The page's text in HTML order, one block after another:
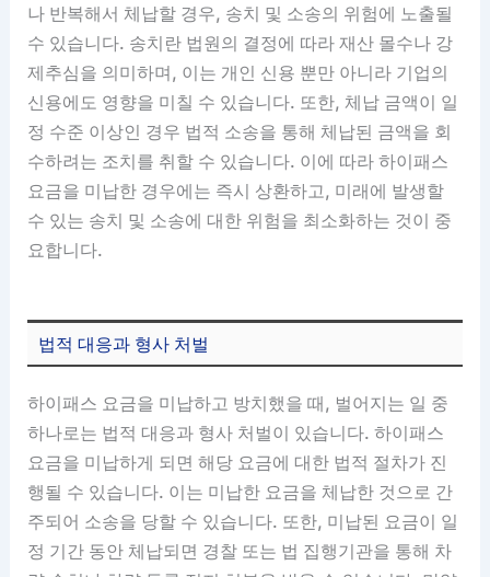
나 반복해서 체납할 경우, 송치 및 소송의 위험에 노출될
수 있습니다. 송치란 법원의 결정에 따라 재산 몰수나 강
제추심을 의미하며, 이는 개인 신용 뿐만 아니라 기업의
신용에도 영향을 미칠 수 있습니다. 또한, 체납 금액이 일
정 수준 이상인 경우 법적 소송을 통해 체납된 금액을 회
수하려는 조치를 취할 수 있습니다. 이에 따라 하이패스
요금을 미납한 경우에는 즉시 상환하고, 미래에 발생할
수 있는 송치 및 소송에 대한 위험을 최소화하는 것이 중
요합니다.
법적 대응과 형사 처벌
하이패스 요금을 미납하고 방치했을 때, 벌어지는 일 중
하나로는 법적 대응과 형사 처벌이 있습니다. 하이패스
요금을 미납하게 되면 해당 요금에 대한 법적 절차가 진
행될 수 있습니다. 이는 미납한 요금을 체납한 것으로 간
주되어 소송을 당할 수 있습니다. 또한, 미납된 요금이 일
정 기간 동안 체납되면 경찰 또는 법 집행기관을 통해 차